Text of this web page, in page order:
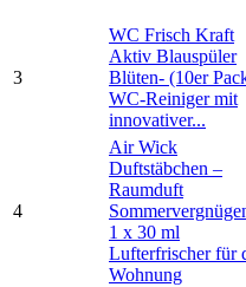
3
WC Frisch Kraft
Aktiv Blauspüler
Blüten- (10er
WC-Reiniger mit
innovativer...
4
Air Wick
Duftstäbchen –
Raumduft
1 x 30 ml
Lufterfrischer für
Wohnung